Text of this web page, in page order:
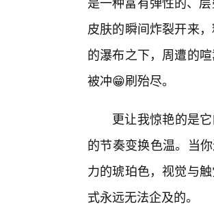
皮肤的瞬间炸裂开来
的瀑布之下，周遭的
被冲😁刷殆尽。
更让我惊艳的是
的节奏变换色温。当
力的琥珀色，视觉与
式永远无法企及的。